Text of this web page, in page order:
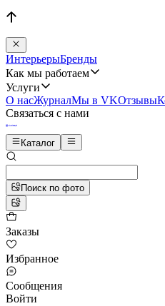
ИнтерьерыБренды
Как мы работаем
Услуги
О насЖурналМы в VKОтзывы
Связаться с нами
Каталог
Поиск по фото
Заказы
Избранное
Сообщения
Войти